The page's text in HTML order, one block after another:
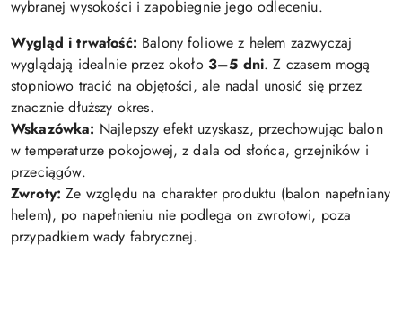
wybranej wysokości i zapobiegnie jego odleceniu.
Wygląd i trwałość: Balony foliowe z helem zazwyczaj
wyglądają idealnie przez około 3–5 dni. Z czasem mogą
stopniowo tracić na objętości, ale nadal unosić się przez
znacznie dłuższy okres.
Wskazówka: Najlepszy efekt uzyskasz, przechowując balon
w temperaturze pokojowej, z dala od słońca, grzejników i
przeciągów.
Zwroty: Ze względu na charakter produktu (balon napełniany
helem), po napełnieniu nie podlega on zwrotowi, poza
przypadkiem wady fabrycznej.